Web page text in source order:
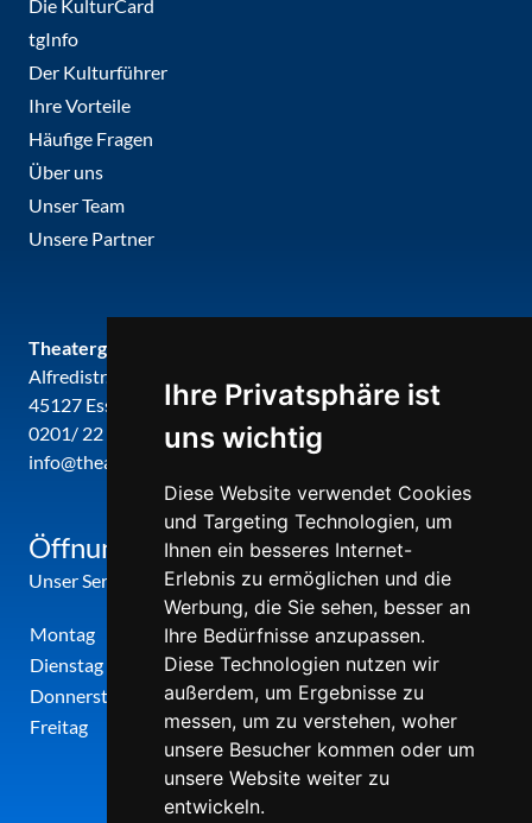
Ihre Privatsphäre ist
uns wichtig
Diese Website verwendet Cookies
und Targeting Technologien, um
Ihnen ein besseres Internet-
Erlebnis zu ermöglichen und die
Werbung, die Sie sehen, besser an
Ihre Bedürfnisse anzupassen.
Diese Technologien nutzen wir
außerdem, um Ergebnisse zu
messen, um zu verstehen, woher
unsere Besucher kommen oder um
unsere Website weiter zu
entwickeln.
Die KulturCard
tgInfo
Der Kulturführer
Ihre Vorteile
Häufige Fragen
Über uns
Unser Team
Unsere Partner
Theatergemeinde metropole ruhr
Alfredistr. 32
45127 Essen
0201/ 22 22 29
info@theatergemeinde-metropole-ruhr.de
Öffnungszeiten
Unser Service-Center ist zu folgenden Zeiten geöffnet
Montag
12:00 Uhr - 17:00 Uhr
Dienstag
09:00 Uhr - 12:00 Uhr
Donnerstag
09:00 Uhr - 12:00 Uhr
Freitag
09:00 Uhr - 12:00 Uhr